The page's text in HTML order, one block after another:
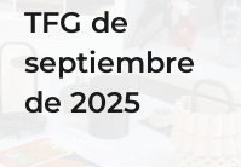
TFG de
septiembre
de 2025